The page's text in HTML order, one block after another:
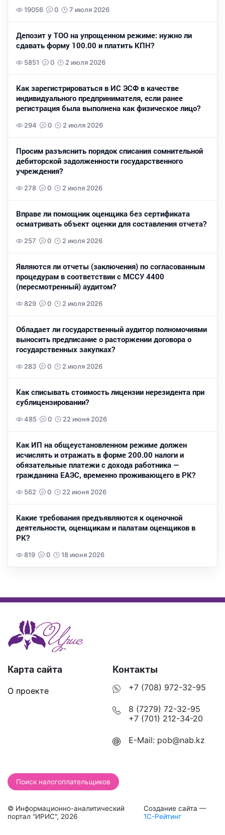
19056 0 7 июля 2026
Депозит у ТОО на упрощенном режиме: нужно ли
сдавать форму 100.00 и платить КПН?
5851 0 2 июля 2026
Как зарегистрироваться в ИС ЭСФ в качестве
индивидуального предпринимателя, если ранее
регистрация была выполнена как физическое лицо?
294 0 2 июля 2026
Просим разъяснить порядок списания сомнительной
дебиторской задолженности государственного
учреждения?
278 0 2 июля 2026
Вправе ли помощник оценщика без сертификата
осматривать объект оценки для составления отчета?
257 0 2 июля 2026
Являются ли отчеты (заключения) по согласованным
процедурам в соответствии с МССУ 4400
(пересмотренный) аудитом?
829 0 2 июля 2026
Обладает ли государственный аудитор полномочиями
выносить предписание о расторжении договора о
государственных закупках?
283 0 2 июля 2026
Как списывать стоимость лицензии нерезидента при
сублицензировании?
485 0 22 июня 2026
Как ИП на общеустановленном режиме должен
исчислять и отражать в форме 200.00 налоги и
обязательные платежи с дохода работника —
гражданина ЕАЭС, временно проживающего в РК?
562 0 22 июня 2026
Какие требования предъявляются к оценочной
деятельности, оценщикам и палатам оценщиков в
РК?
819 0 18 июня 2026
Карта сайта
О проекте
Контакты
+7 (708) 972-32-95
8 (7279) 72-32-95
+7 (701) 212-34-20
E-Mail: pob@nab.kz
Поиск налогоплательщиков
© Информационно-аналитический
портал "ИРИС", 2026
Создание сайта —
1С-Рейтинг